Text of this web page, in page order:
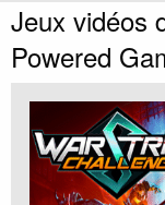
Jeux vidéos
Powered